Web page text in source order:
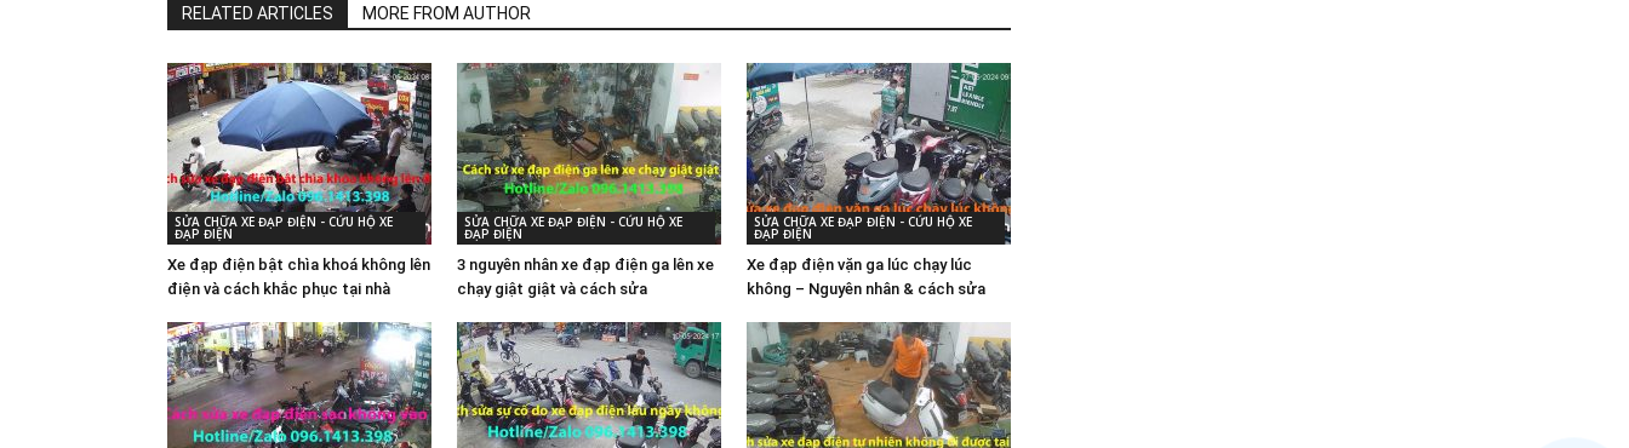
RELATED ARTICLES MORE FROM AUTHOR
SỬA CHỮA XE ĐẠP ĐIỆN - CỨU HỘ XE
ĐẠP ĐIỆN
Xe đạp điện bật chìa khoá không lên
điện và cách khắc phục tại nhà
SỬA CHỮA XE ĐẠP ĐIỆN - CỨU HỘ XE
ĐẠP ĐIỆN
3 nguyên nhân xe đạp điện ga lên xe
chạy giật giật và cách sửa
SỬA CHỮA XE ĐẠP ĐIỆN - CỨU HỘ XE
ĐẠP ĐIỆN
Xe đạp điện vặn ga lúc chạy lúc
không – Nguyên nhân & cách sửa